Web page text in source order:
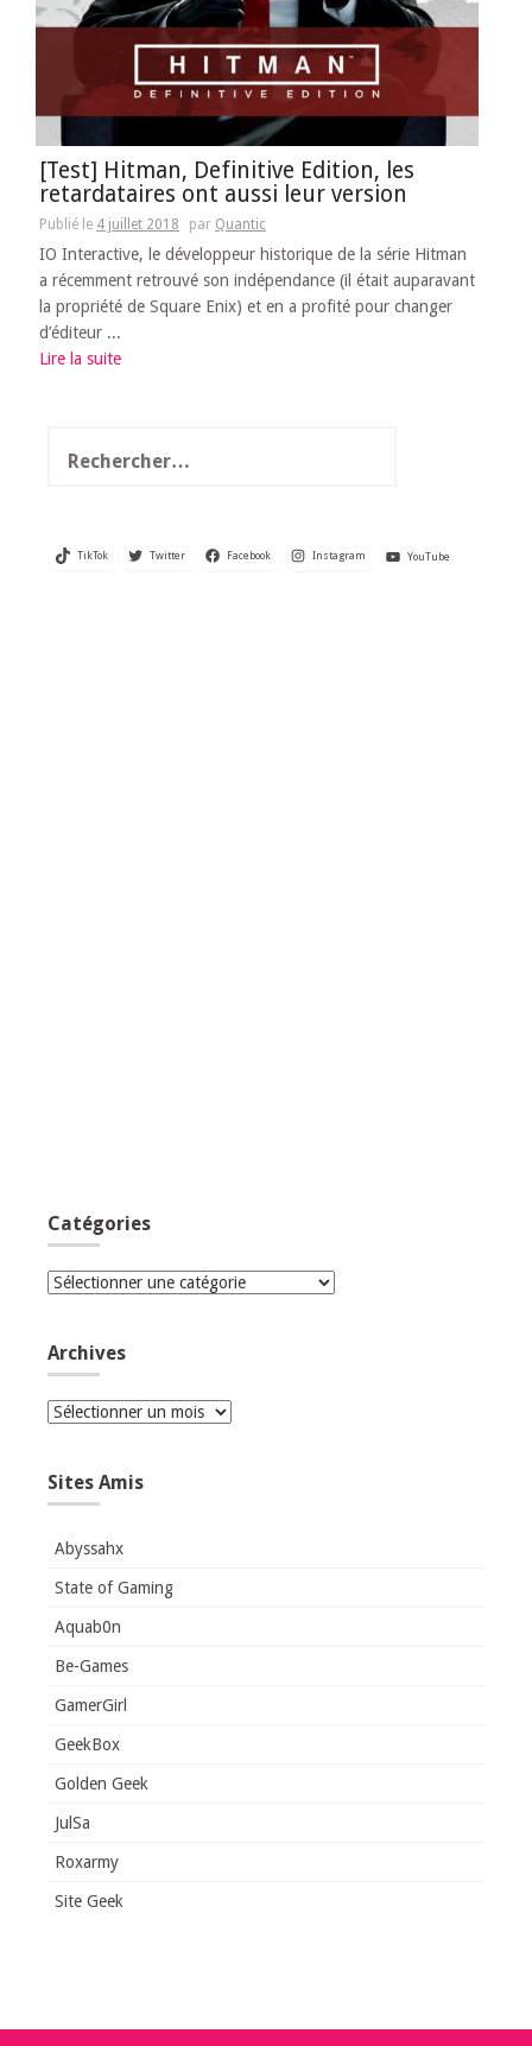
[Test] Hitman, Definitive Edition, les
retardataires ont aussi leur version
Publié le 4 juillet 2018 par Quantic
IO Interactive, le développeur historique de la série Hitman
a récemment retrouvé son indépendance (il était auparavant
la propriété de Square Enix) et en a profité pour changer
d’éditeur ...
Lire la suite
TikTok Twitter Facebook Instagram YouTube
Catégories
Catégories
Archives
Archives
Sites Amis
Abyssahx
State of Gaming
Aquab0n
Be-Games
GamerGirl
GeekBox
Golden Geek
JulSa
Roxarmy
Site Geek